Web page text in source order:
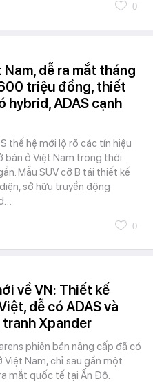
0
dễ ra mắt tháng
triệu đồng, thiết
hybrid, ADAS cạnh
thế hệ mới lộ rõ các tín hiệu
bán ở Việt Nam trong thời
Mẫu SUV cỡ B tái thiết kế
sở hữu truyền động
0
về VN: Thiết kế
dễ có ADAS và
Xpander
phiên bản nâng cấp đã có
Việt Nam, chỉ sau gần một
mắt quốc tế tại Ấn Độ.